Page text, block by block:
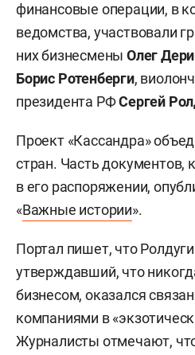
финансовые операции, в
ведомства, участвовали
них бизнесменыОлег
Борис Ротенберги,
президента РФСергей
Проект «Кассандра»
стран. Часть документов,
в его распоряжении,
«Важные истории».
Портал пишет, что
утверждавший, что
бизнесом, оказался
компаниями в
Журналисты отмечают,